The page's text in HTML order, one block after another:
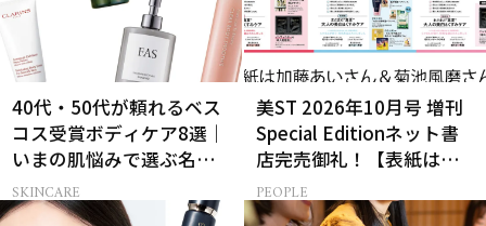
40代・50代が頼れるベス
コス受賞ボディケア8選｜
いまの肌悩みで選ぶ名品
まとめ
SKINCARE
美ST 2026年10月号 増刊
Special Editionネット書
店完売御礼！【表紙は加
藤あいさん＆菊池風磨さ
ん】
PEOPLE